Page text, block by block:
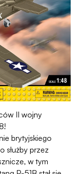
II wojny
brytyjskiego
służby przez
w tym